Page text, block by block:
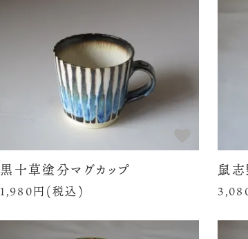
黒十草塗分マグカップ
1,980円(税込)
鼠志